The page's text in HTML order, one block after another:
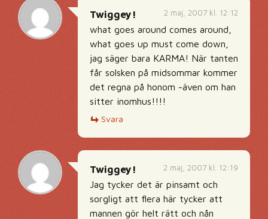
2 maj, 2007 kl. 12:12
Twiggey!
what goes around comes around,
what goes up must come down,
jag säger bara KARMA! När tanten
får solsken på midsommar kommer
det regna på honom -även om han
sitter inomhus!!!!
Svara
2 maj, 2007 kl. 12:19
Twiggey!
Jag tycker det är pinsamt och
sorgligt att flera här tycker att
mannen gör helt rätt och nån